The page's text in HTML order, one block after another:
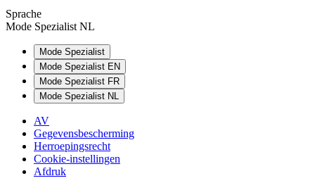
Sprache
Mode Spezialist NL
Mode Spezialist
Mode Spezialist EN
Mode Spezialist FR
Mode Spezialist NL
AV
Gegevensbescherming
Herroepingsrecht
Cookie-instellingen
Afdruk